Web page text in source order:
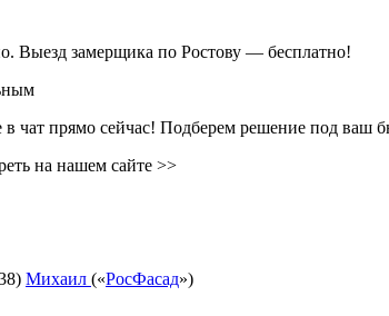
Выезд замерщика по Ростову — бесплатно!
чат прямо сейчас! Подберем решение под ваш
на нашем сайте >>
Михаил («РосФасад»)